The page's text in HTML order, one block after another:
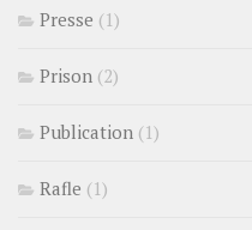
Presse (1)
Prison (2)
Publication (1)
Rafle (1)